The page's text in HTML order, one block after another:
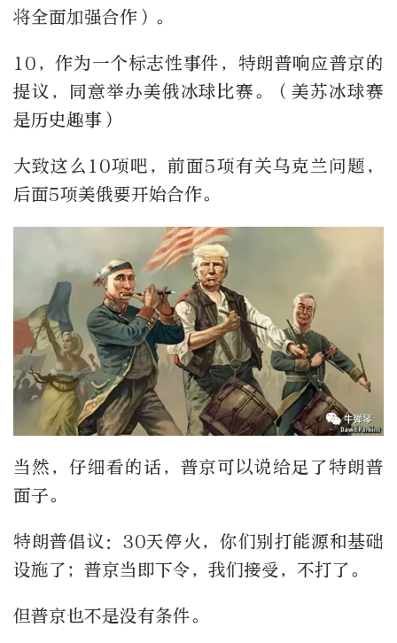
将全面加强合作）。
10，作为一个标志性事件，特朗普响应普京的
提议，同意举办美俄冰球比赛。（美苏冰球赛
是历史趣事）
大致这么10项吧，前面5项有关乌克兰问题，
后面5项美俄要开始合作。
当然，仔细看的话，普京可以说给足了特朗普
面子。
特朗普倡议：30天停火，你们别打能源和基础
设施了；普京当即下令，我们接受，不打了。
但普京也不是没有条件。